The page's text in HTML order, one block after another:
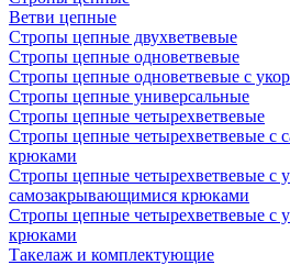
Ветви цепные
Стропы цепные двухветвевые
Стропы цепные одноветвевые
Стропы цепные одноветвевые с
Стропы цепные универсальные
Стропы цепные четырехветвевые
Стропы цепные четырехветвевые с
крюками
Стропы цепные четырехветвевые с
самозакрывающимися крюками
Стропы цепные четырехветвевые с
крюками
Такелаж и комплектующие